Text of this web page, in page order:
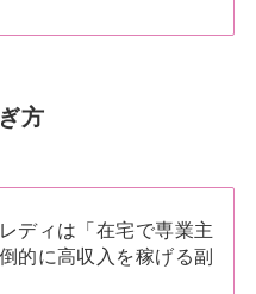
方
ディは「在宅で専業主
的に高収入を稼げる副